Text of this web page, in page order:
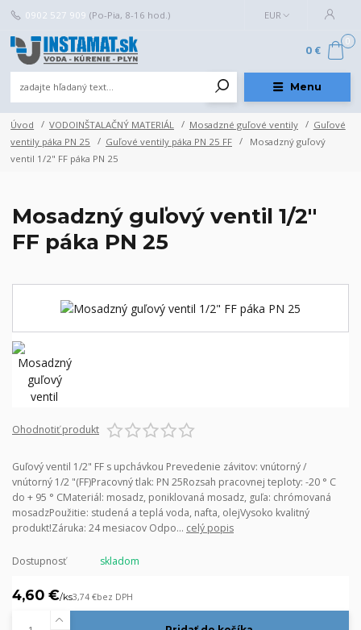
Menu
EUR
0902 527 909 (Po-Pia, 8-16 hod.)
0
0 €
Úvod VODOINŠTALAČNÝ MATERIÁL Mosadzné guľové ventily
Guľové
ventily páka PN 25
Guľové ventily páka PN 25 FF
Mosadzný guľový
ventil 1/2" FF páka PN 25
Mosadzný guľový ventil 1/2"
FF páka PN 25
Ohodnotiť produkt
Guľový ventil 1/2" FF s upchávkou Prevedenie závitov: vnútorný /
vnútorný 1/2 "(FF)Pracovný tlak: PN 25Rozsah pracovnej teploty: -20 ° C
do + 95 ° CMateriál: mosadz, poniklovaná mosadz, guľa: chrómovaná
mosadzPoužitie: studená a teplá voda, nafta, olejVysoko kvalitný
produkt!Záruka: 24 mesiacov Odpo... celý popis
Dostupnosť skladom
4,60 €/ks3,74 €bez DPH